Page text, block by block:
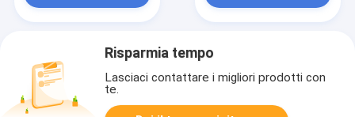
Risparmia tempo
Lasciaci contattare i migliori prodotti con
te.